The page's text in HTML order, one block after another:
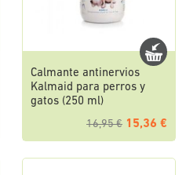
Calmante antinervios
Kalmaid para perros y
gatos (250 ml)
16,95 € 15,36 €